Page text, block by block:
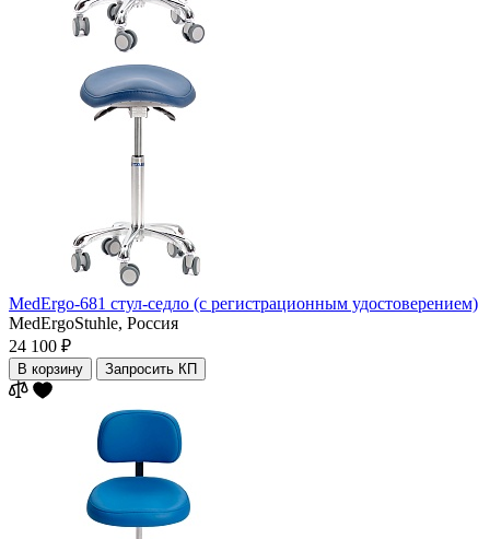
MedErgo-681 стул-седло (с регистрационным удостоверением)
MedErgoStuhle, Россия
24 100 ₽
В корзину Запросить КП